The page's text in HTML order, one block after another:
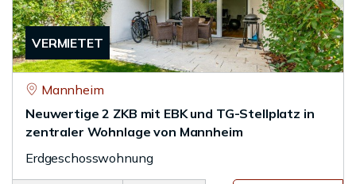
VERMIETET
Mannheim
Neuwertige 2 ZKB mit EBK und TG-Stellplatz in
zentraler Wohnlage von Mannheim
Erdgeschosswohnung